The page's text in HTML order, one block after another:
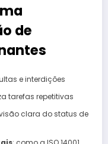
de
e interdições
tarefas repetitivas
clara do status de